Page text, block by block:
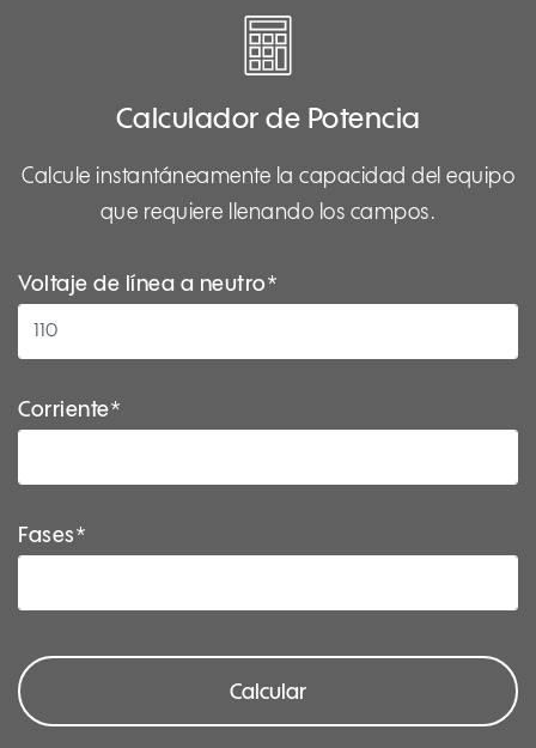
Calculador de Potencia
Calcule instantáneamente la capacidad del equipo
que requiere llenando los campos.
Voltaje de línea a neutro*
Corriente*
Fases*
Calcular